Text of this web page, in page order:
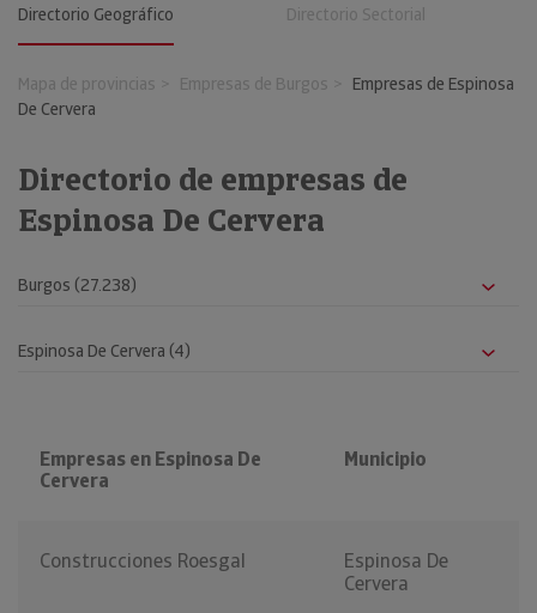
Directorio Geográfico Directorio Sectorial
Mapa de provincias Empresas de Burgos
Empresas de Espinosa
De Cervera
Directorio de empresas de
Espinosa De Cervera
Empresas en Espinosa De
Cervera
Municipio
Construcciones Roesgal
Espinosa De
Cervera